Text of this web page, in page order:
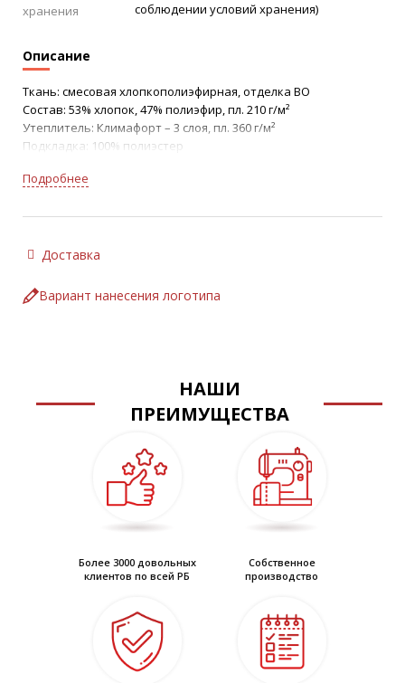
Описание
Ткань: смесовая хлопкополиэфирная, отделка ВО
Состав: 53% хлопок, 47% полиэфир, пл. 210 г/м²
Утеплитель: Климафорт – 3 слоя, пл. 360 г/м²
Подкладка: 100% полиэстер
ТР ТС 019/2011
ГОСТ 12.4.303-2016
Ми – защита от механических воздействий (истираний)
Куртка:
• съемный капюшон
• два нагрудных кармана
• объём по линии талии регулируется кулисой
• рукава с внутренними трикотажными манжетами и патами,
застёгивающимися
хранения
соблюдении условий хранения)
Подробнее
Доставка
Вариант нанесения логотипа
НАШИ
ПРЕИМУЩЕСТВА
Более 3000 довольных
клиентов по всей РБ
Собственное
производство